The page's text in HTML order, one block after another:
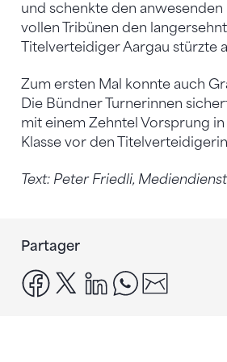
und schenkte den anwesenden
vollen Tribünen den
Titelverteidiger Aargau stürzte
Zum ersten Mal konnte auch
Die Bündner Turnerinnen
mit einem Zehntel Vorsprung
Klasse vor den
Text: Peter Friedli,
Partager
facebook
x linkedinwhatsapp